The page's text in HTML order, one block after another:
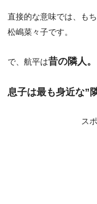
直接的な意味では、も
松嶋菜々子です。
で、航平は昔の隣人。
息子は最も身近な”
ス